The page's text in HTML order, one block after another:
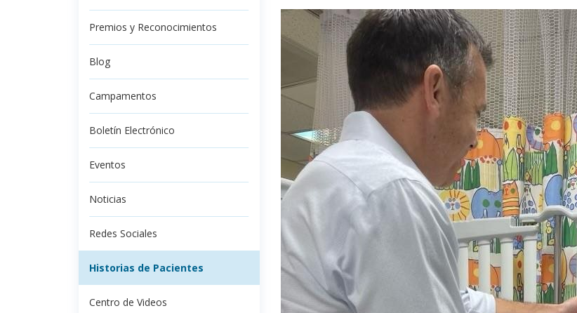
Premios y Reconocimientos
Blog
Campamentos
Boletín Electrónico
Eventos
Noticias
Redes Sociales
Historias de Pacientes
Centro de Videos